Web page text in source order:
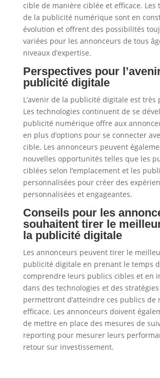
cible de manière ciblée et efficace. Les
de la publicité numérique sont en
évolution et offrent des possibilités
variées pour les annonceurs de tous
niveaux d’expertise.
Perspectives pour
publicité digitale
L’avenir de la publicité digitale est très
Les technologies continuent de se
publicité numérique offre aux
en plus d’options pour se connecter
cible. Les annonceurs peuvent
nouvelles opportunités telles que les
ciblées selon l’emplacement et les
personnalisées pour créer des
personnalisées et engageantes.
Conseils pour les
souhaitent tirer le
la publicité digitale
Les annonceurs peuvent tirer le
publicité digitale en prenant le temps
comprendre leurs publics cibles et en
dans des technologies et des
permettront d’atteindre ces publics de
efficace. Les annonceurs doivent
de mettre en place des mesures de
reporting pour mesurer leurs
retour sur investissement.